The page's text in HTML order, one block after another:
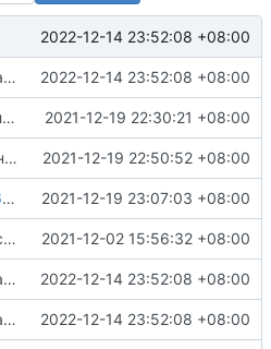
2022-12-14 23:52:08 +08:00
Удалена поддержка php8.0, корректировки по README 2022-12-14 23:52:08 +08:00
Более или менее актуальная документация 2021-12-19 22:30:21 +08:00
Финализация оставшихся классов 2021-12-19 22:50:52 +08:00
#16
убраны лишние проверки в тестах
2021-12-19 23:07:03 +08:00
Настройка gh-actions для работы с codecov.io 2021-12-02 15:56:32 +08:00
Удалена поддержка php8.0, корректировки по README 2022-12-14 23:52:08 +08:00
Удалена поддержка php8.0, корректировки по README 2022-12-14 23:52:08 +08:00